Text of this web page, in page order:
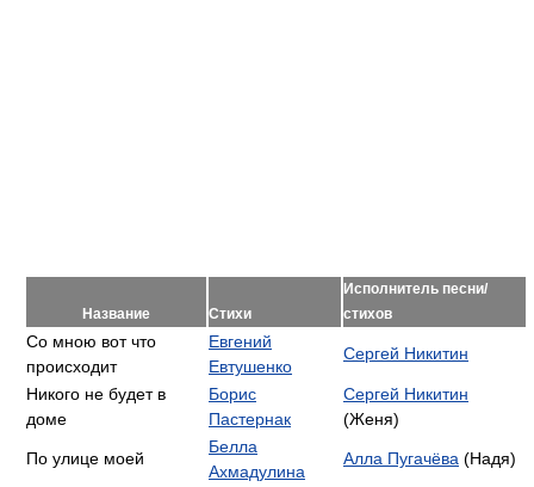
Название Стихи
Исполнитель песни/
стихов
Со мною вот что
происходит
Евгений
Евтушенко
Сергей Никитин
Никого не будет в
доме
Борис
Пастернак
Сергей Никитин
(Женя)
По улице моей
Белла
Ахмадулина
Алла Пугачёва (Надя)